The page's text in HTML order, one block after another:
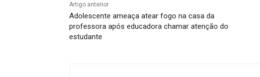
Artigo anterior
Adolescente ameaça atear fogo na casa da
professora após educadora chamar atenção do
estudante